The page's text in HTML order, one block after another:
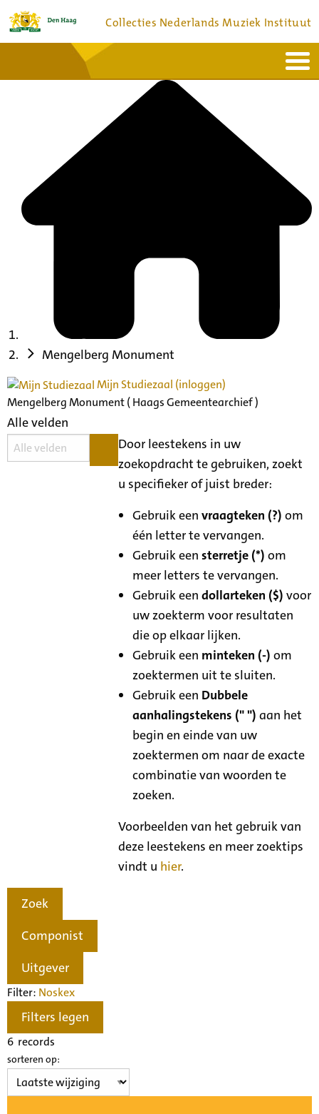
Collecties Nederlands Muziek Instituut
Bronnen en collecties
Mengelberg Monument
Mijn Studiezaal (inloggen)
Mengelberg Monument ( Haags Gemeentearchief )
Alle velden
Door leestekens in uw
zoekopdracht te gebruiken, zoekt
u specifieker of juist breder:
Gebruik eenvraagteken (?) om
één letter te vervangen.
Gebruik eensterretje (*) om
meer letters te vervangen.
Gebruik eendollarteken ($) voor
uw zoekterm voor resultaten
die op elkaar lijken.
Gebruik een minteken (-) om
zoektermen uit te sluiten.
Gebruik een Dubbele
aanhalingstekens (" ") aan het
begin en einde van uw
zoektermen om naar de exacte
combinatie van woorden te
zoeken.
Voorbeelden van het gebruik van
deze leestekens en meer zoektips
vindt u hier.
Zoek
Componist
Uitgever
Filter: Noskex
Filters legen
6 records
sorteren op: